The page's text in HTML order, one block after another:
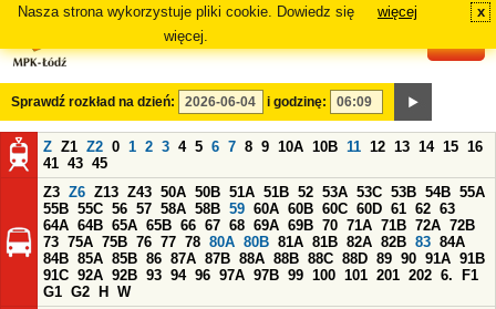
Nasza strona wykorzystuje pliki cookie. Dowiedz się
więcej.
więcej x
Sprawdź rozkład na dzień: i godzinę:
Z Z1 Z2 0 1 2 3 4 5 6 7 8 9 10A 10B 11 12 13 14 15 16
41 43 45
Z3 Z6 Z13 Z43 50A 50B 51A 51B 52 53A 53C 53B 54B 55A
55B 55C 56 57 58A 58B 59 60A 60B 60C 60D 61 62 63
64A 64B 65A 65B 66 67 68 69A 69B 70 71A 71B 72A 72B
73 75A 75B 76 77 78 80A 80B 81A 81B 82A 82B 83 84A
84B 85A 85B 86 87A 87B 88A 88B 88C 88D 89 90 91A 91B
91C 92A 92B 93 94 96 97A 97B 99 100 101 201 202 6.
F1
G1 G2 H
W